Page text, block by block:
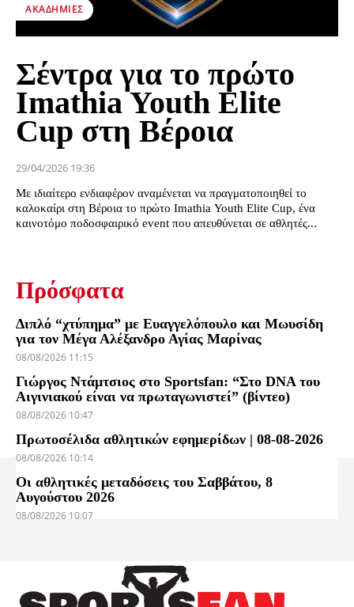
ΑΚΑΔΗΜΊΕΣ
Σέντρα για το πρώτο
Imathia Youth Elite
Cup στη Βέροια
29/04/2026 19:36
Με ιδιαίτερο ενδιαφέρον αναμένεται να πραγματοποιηθεί το
καλοκαίρι στη Βέροια το πρώτο Imathia Youth Elite Cup, ένα
καινοτόμο ποδοσφαιρικό event που απευθύνεται σε αθλητές...
Πρόσφατα
Διπλό “χτύπημα” με Ευαγγελόπουλο και Μωυσίδη
για τον Μέγα Αλέξανδρο Αγίας Μαρίνας
08/08/2026 11:15
Γιώργος Ντάμτσιος στο Sportsfan: “Στο DNA του
Αιγινιακού είναι να πρωταγωνιστεί” (βίντεο)
08/08/2026 10:47
Πρωτοσέλιδα αθλητικών εφημερίδων | 08-08-2026
08/08/2026 10:14
Οι αθλητικές μεταδόσεις του Σαββάτου, 8
Αυγούστου 2026
08/08/2026 10:07